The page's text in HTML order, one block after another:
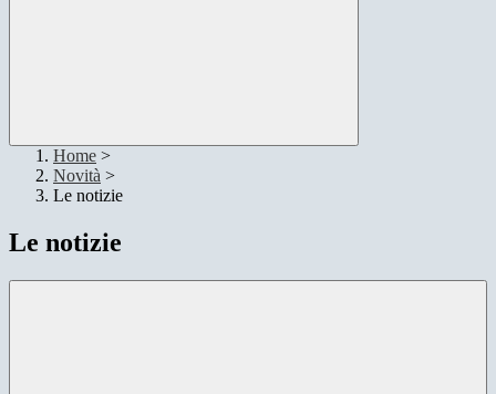
Home >
Novità >
Le notizie
Le notizie